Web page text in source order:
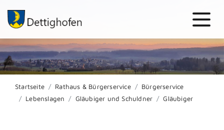
Startseite Rathaus & Bürgerservice
Bürgerservice
Lebenslagen
Gläubiger und Schuldner Gläubiger